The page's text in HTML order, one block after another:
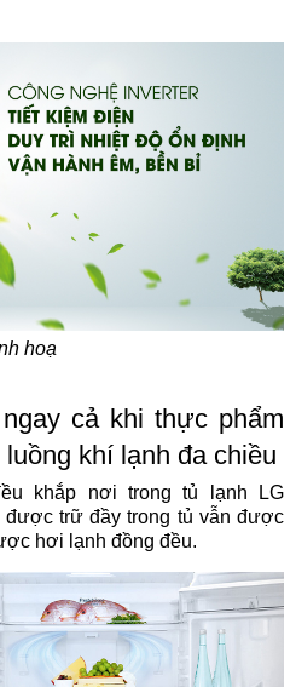
hoạ
cả khi thực phẩm
khí lạnh đa chiều
khắp nơi trong tủ lạnh LG
được trữ đầy trong tủ vẫn được
hơi lạnh đồng đều.